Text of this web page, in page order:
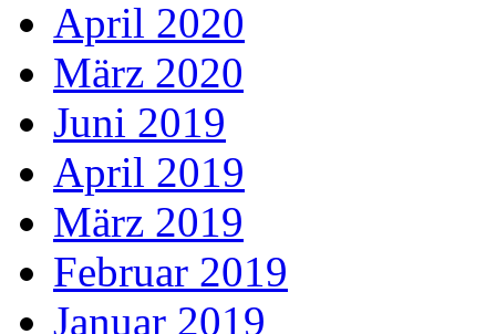
April 2020
März 2020
Juni 2019
April 2019
März 2019
Februar 2019
Januar 2019